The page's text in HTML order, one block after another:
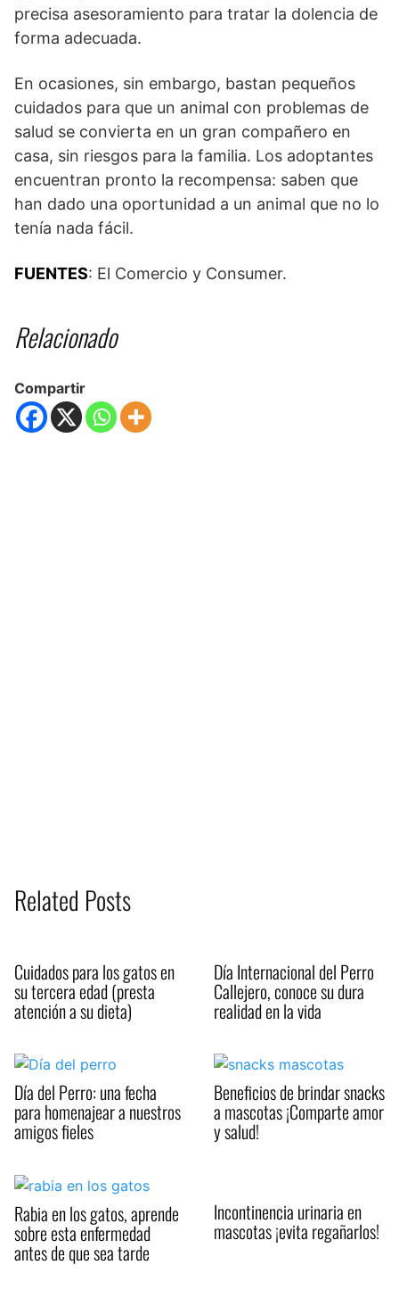
precisa asesoramiento para tratar la dolencia de
forma adecuada.
En ocasiones, sin embargo, bastan pequeños
cuidados para que un animal con problemas de
salud se convierta en un gran compañero en
casa, sin riesgos para la familia. Los adoptantes
encuentran pronto la recompensa: saben que
han dado una oportunidad a un animal que no lo
tenía nada fácil.
FUENTES: El Comercio y Consumer.
Relacionado
Compartir
Related Posts
Cuidados para los gatos en
su tercera edad (presta
atención a su dieta)
Día Internacional del Perro
Callejero, conoce su dura
realidad en la vida
Día del Perro: una fecha
para homenajear a nuestros
amigos fieles
Beneficios de brindar snacks
a mascotas ¡Comparte amor
y salud!
Rabia en los gatos, aprende
sobre esta enfermedad
antes de que sea tarde
Incontinencia urinaria en
mascotas ¡evita regañarlos!